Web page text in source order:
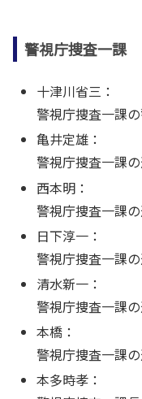
警視庁捜査一課
十津川省三：
警視庁捜査一課の
亀井定雄：
警視庁捜査一課
西本明：
警視庁捜査一課
日下淳一：
警視庁捜査一課
清水新一：
警視庁捜査一課
本橋：
警視庁捜査一課
本多時孝：